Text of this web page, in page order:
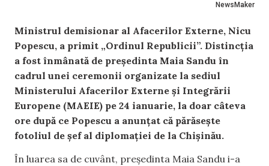
NewsMaker
Ministrul demisionar al Afacerilor Externe, Nicu
Popescu, a primit „Ordinul Republicii”. Distincția
a fost înmânată de președinta Maia Sandu în
cadrul unei ceremonii organizate la sediul
Ministerului Afacerilor Externe și Integrării
Europene (MAEIE) pe 24 ianuarie, la doar câteva
ore după ce Popescu a anunțat că părăsește
fotoliul de șef al diplomației de la Chișinău.
În luarea sa de cuvânt, președinta Maia Sandu i-a